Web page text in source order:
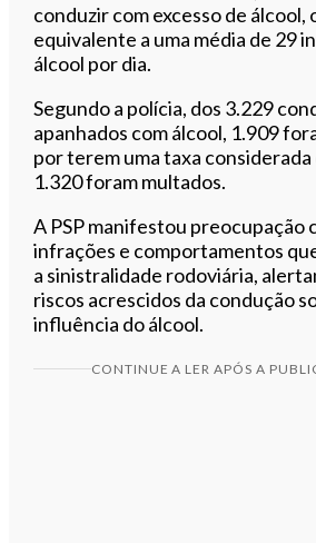
conduzir com excesso de álcool,
equivalente a uma média de 29
álcool por dia.
Segundo a polícia, dos 3.229
apanhados com álcool, 1.909
por terem uma taxa considerada
1.320 foram multados.
A PSP manifestou preocupação
infrações e comportamentos
a sinistralidade rodoviária,
riscos acrescidos da condução
influência do álcool.
CONTINUE A LER APÓS A